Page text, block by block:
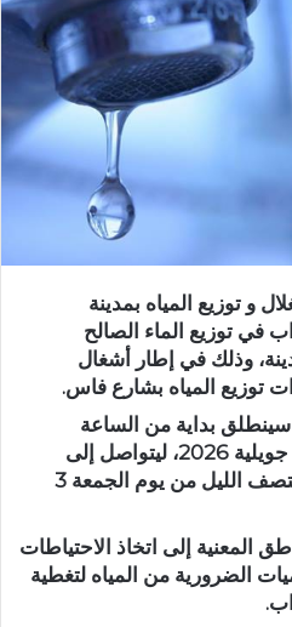
و توزيع المياه بمدينة
في توزيع الماء الصالح
وذلك في إطار أشغال
توزيع المياه بشارع فاس.
بداية من الساعة
التاسعة ليلاً اليوم الخميس 2 جويلية 2026، ليتواصل إلى
حدود الساعة الواحدة بعد منتصف الليل من يوم الجمعة 3
المعنية إلى اتخاذ الاحتياطات
الضرورية من المياه لتغطية